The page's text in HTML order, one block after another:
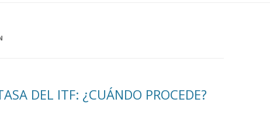
DEL ITF: ¿CUÁNDO PROCEDE?